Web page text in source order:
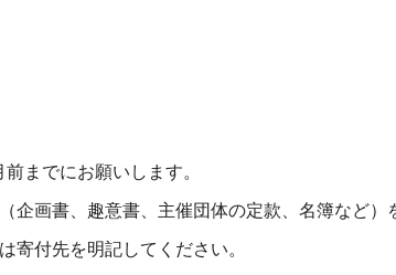
までにお願いします。
企画書、趣意書、主催団体の定款、名簿など）
寄付先を明記してください。